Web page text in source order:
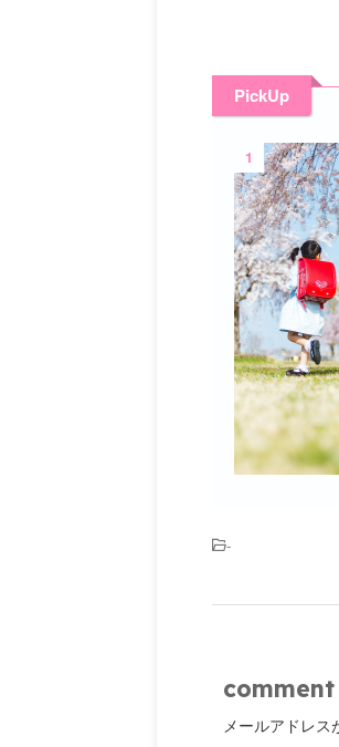
PickUp
1
-
comment
メールアドレス